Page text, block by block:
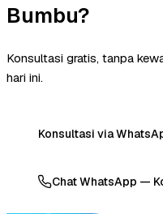
Bumbu?
Konsultasi gratis, tanpa
hari ini.
Konsultasi via
Chat WhatsApp —